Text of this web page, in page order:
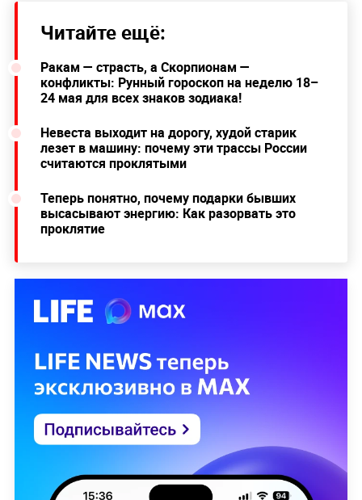
Читайте ещё:
Ракам — страсть, а Скорпионам —
конфликты: Рунный гороскоп на неделю 18–
24 мая для всех знаков зодиака!
Невеста выходит на дорогу, худой старик
лезет в машину: почему эти трассы России
считаются проклятыми
Теперь понятно, почему подарки бывших
высасывают энергию: Как разорвать это
проклятие